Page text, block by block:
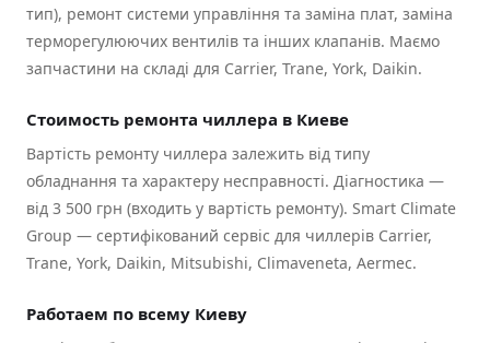
тип), ремонт системи управління та заміна плат, заміна
терморегулюючих вентилів та інших клапанів. Маємо
запчастини на складі для Carrier, Trane, York, Daikin.
Стоимость ремонта чиллера в Киеве
Вартість ремонту чиллера залежить від типу
обладнання та характеру несправності. Діагностика —
від 3 500 грн (входить у вартість ремонту). Smart Climate
Group — сертифікований сервіс для чиллерів Carrier,
Trane, York, Daikin, Mitsubishi, Climaveneta, Aermec.
Работаем по всему Киеву